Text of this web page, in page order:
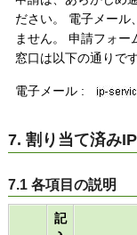
ださい。 電子メール
ません。 申請フォー
窓口は以下の通りです
電子メール :
7. 割り当て済み
7.1 各項目の説明
記